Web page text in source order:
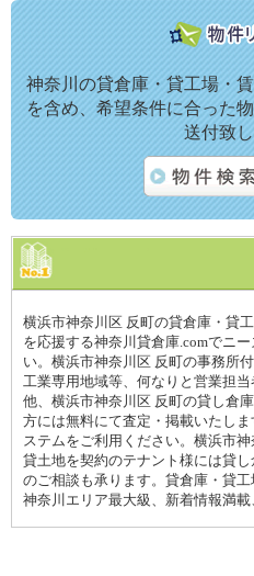
神奈川の貸倉庫・貸工場・
を含め、希望条件に合った
送付致し
横浜市神奈川区 反町の貸倉庫・貸
を応援する神奈川貸倉庫.comでニ
い。横浜市神奈川区 反町の事務所
工業専用地域等、何なりと営業担
他、横浜市神奈川区 反町の貸し倉
方には無料にて査定・掲載いたし
ステムをご利用ください。横浜市
貸土地を契約のテナント様には貸
のご相談も承ります。貸倉庫・貸
神奈川エリア最大級、新着情報満載